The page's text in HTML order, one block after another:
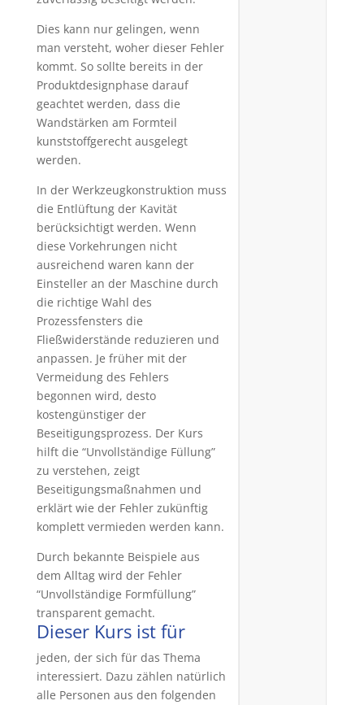
Dies kann nur gelingen, wenn
man versteht, woher dieser Fehler
kommt. So sollte bereits in der
Produktdesignphase darauf
geachtet werden, dass die
Wandstärken am Formteil
kunststoffgerecht ausgelegt
werden.
In der Werkzeugkonstruktion muss
die Entlüftung der Kavität
berücksichtigt werden. Wenn
diese Vorkehrungen nicht
ausreichend waren kann der
Einsteller an der Maschine durch
die richtige Wahl des
Prozessfensters die
Fließwiderstände reduzieren und
anpassen. Je früher mit der
Vermeidung des Fehlers
begonnen wird, desto
kostengünstiger der
Beseitigungsprozess. Der Kurs
hilft die “Unvollständige Füllung”
zu verstehen, zeigt
Beseitigungsmaßnahmen und
erklärt wie der Fehler zukünftig
komplett vermieden werden kann.
Durch bekannte Beispiele aus
dem Alltag wird der Fehler
“Unvollständige Formfüllung”
transparent gemacht.
Dieser Kurs ist für
jeden, der sich für das Thema
interessiert. Dazu zählen natürlich
alle Personen aus den folgenden